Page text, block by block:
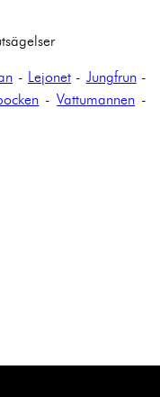
- Lejonet- Jungfrun-
-Vattumannen -